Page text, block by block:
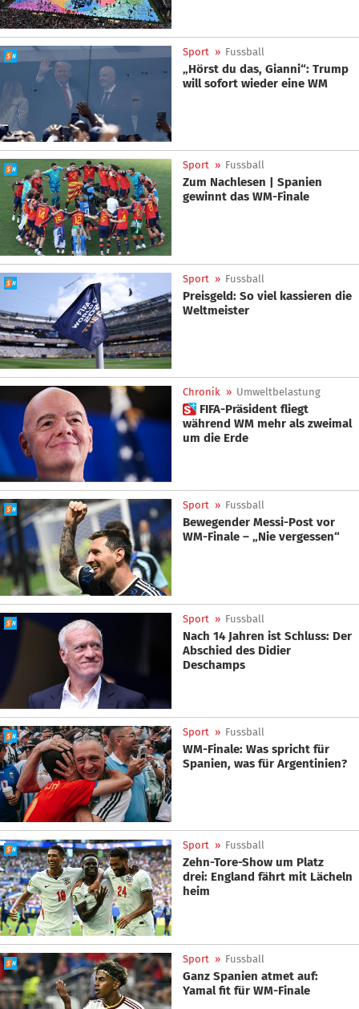
Sport » Fussball
„Hörst du das, Gianni“: Trump
will sofort wieder eine WM
Sport » Fussball
Zum Nachlesen | Spanien
gewinnt das WM-Finale
Sport » Fussball
Preisgeld: So viel kassieren die
Weltmeister
Chronik » Umweltbelastung
 FIFA-Präsident fliegt
während WM mehr als zweimal
um die Erde
Sport » Fussball
Bewegender Messi-Post vor
WM-Finale – „Nie vergessen“
Sport » Fussball
Nach 14 Jahren ist Schluss: Der
Abschied des Didier
Deschamps
Sport » Fussball
WM-Finale: Was spricht für
Spanien, was für Argentinien?
Sport » Fussball
Zehn-Tore-Show um Platz
drei: England fährt mit Lächeln
heim
Sport » Fussball
Ganz Spanien atmet auf:
Yamal fit für WM-Finale